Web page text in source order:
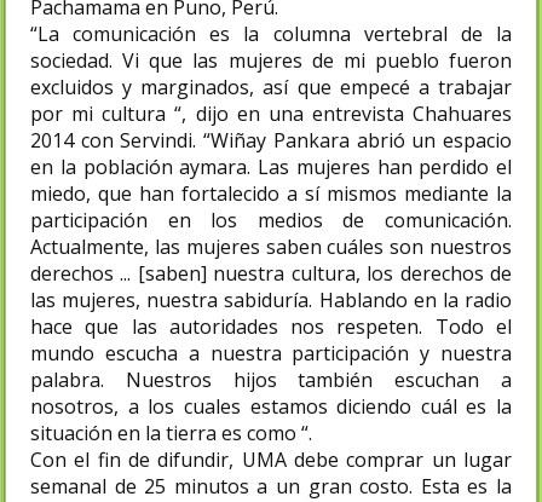
Pachamama en Puno, Perú.
“La comunicación es la columna vertebral de la
sociedad. Vi que las mujeres de mi pueblo fueron
excluidos y marginados, así que empecé a trabajar
por mi cultura “, dijo en una entrevista Chahuares
2014 con Servindi. “Wiñay Pankara abrió un espacio
en la población aymara. Las mujeres han perdido el
miedo, que han fortalecido a sí mismos mediante la
participación en los medios de comunicación.
Actualmente, las mujeres saben cuáles son nuestros
derechos ... [saben] nuestra cultura, los derechos de
las mujeres, nuestra sabiduría. Hablando en la radio
hace que las autoridades nos respeten. Todo el
mundo escucha a nuestra participación y nuestra
palabra. Nuestros hijos también escuchan a
nosotros, a los cuales estamos diciendo cuál es la
situación en la tierra es como “.
Con el fin de difundir, UMA debe comprar un lugar
semanal de 25 minutos a un gran costo. Esta es la